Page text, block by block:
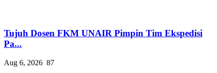
Tujuh Dosen FKM UNAIR Pimpin Tim Ekspedisi
Pa...
Aug 6, 2026 87